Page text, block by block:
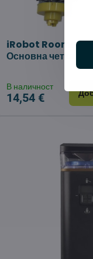
iRobot Roomba
Основна четка 2 бр.
В наличност
14,54 €